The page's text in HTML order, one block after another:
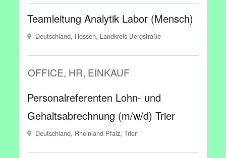
Teamleitung Analytik Labor (Mensch)
Deutschland, Hessen, Landkreis Bergstraße
OFFICE, HR, EINKAUF
Personalreferenten Lohn- und
Gehaltsabrechnung (m/w/d) Trier
Deutschland, Rheinland-Pfalz, Trier